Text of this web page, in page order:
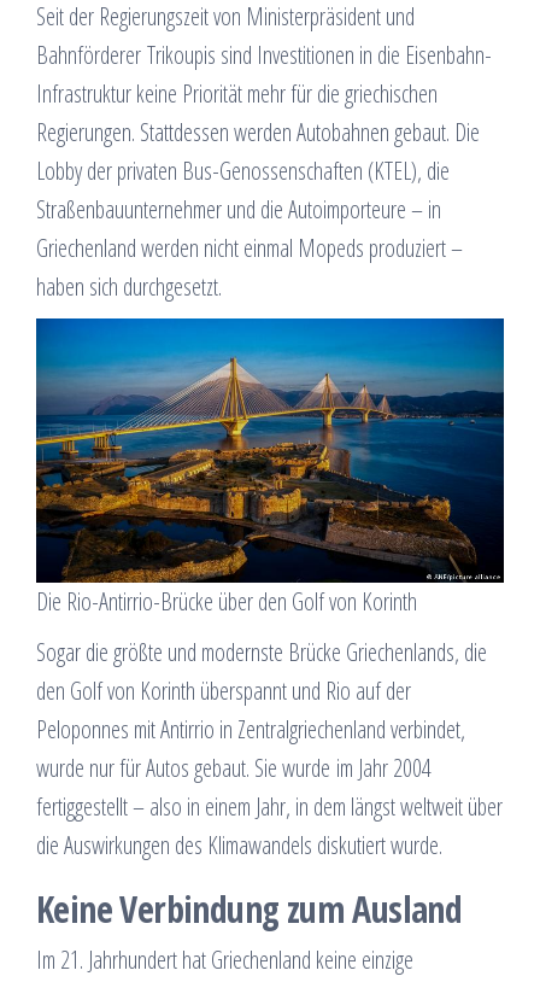
Seit der Regierungszeit von Ministerpräsident und
Bahnförderer Trikoupis sind Investitionen in die Eisenbahn-
Infrastruktur keine Priorität mehr für die griechischen
Regierungen. Stattdessen werden Autobahnen gebaut. Die
Lobby der privaten Bus-Genossenschaften (KTEL), die
Straßenbauunternehmer und die Autoimporteure – in
Griechenland werden nicht einmal Mopeds produziert –
haben sich durchgesetzt.
Die Rio-Antirrio-Brücke über den Golf von Korinth
Sogar die größte und modernste Brücke Griechenlands, die
den Golf von Korinth überspannt und Rio auf der
Peloponnes mit Antirrio in Zentralgriechenland verbindet,
wurde nur für Autos gebaut. Sie wurde im Jahr 2004
fertiggestellt – also in einem Jahr, in dem längst weltweit über
die Auswirkungen des Klimawandels diskutiert wurde.
Keine Verbindung zum Ausland
Im 21. Jahrhundert hat Griechenland keine einzige